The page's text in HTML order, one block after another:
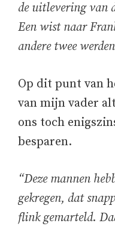
de uitlevering van
Een wist naar
andere twee
Op dit punt van
van mijn vader
ons toch
besparen.
“Deze mannen
gekregen, dat
flink gemarteld.